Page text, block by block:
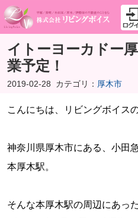
イトーヨーカドー
業予定！
2019-02-28 カテゴリ： 厚木市
こんにちは、リビングボイス
神奈川県厚木市にある、小田
本厚木駅。
そんな本厚木駅の周辺にあっ